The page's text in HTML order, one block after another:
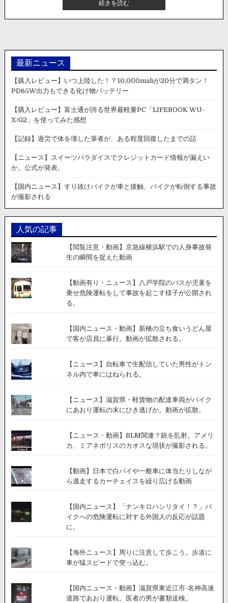
続きを読む【国
内
ニ
ス・
画】
新
の
立
食
い
う
ど
屋
で
店
暴
行。
動
が
拡
さ
る。
最新ニュース
【購入レビュー】いつ上陸した！？10,000mahが20分で満タン！
PD65W出力もできる化け物バッテリー
【購入レビュー】富士通が誇る世界最軽量PC「LIFEBOOK WU-
X/G2」を使ってみた感想
【記録】過労で体を壊した筆者が、ある程度回復したまでの話
【ニュース】スイーツパラダイスでクレジットカード情報が漏えい
か。公式が発表。
【国内ニュース】すり抜けバイクが車と接触、バイクが転倒する事故
が撮影される
人気の記事
【閲覧注意・動画】京急線横浜駅での人身事故発
生の瞬間を捉えた動画
【動画有り・ニュース】八戸学院のバスが児童を
乗せ危険運転をして事故を起こす様子が公開され
る。
【国内ニュース・動画】新橋の立ち食いうどん屋
で客が店員に暴行。動画が拡散される。
【ニュース】自転車で生配信していた男性がトン
ネル内で車にはねられる。
【ニュース】滋賀県・軽貨物の配達車両がバイク
にあおり運転の末にひき逃げか。動画が拡散。
【ニュース・動画】BLM関連？銃を乱射。アメリ
カ、ミアネポリスのカオスな現状が撮影される。
【動画】日本で白バイや一般車に体当たりしなが
ら逃走するカーチェイスを繰り広げる動画
【国内ニュース】「ナンキロハシリタイ！？」バ
イクへの危険運転に対する外国人の反応が話題
に。
【海外ニュース】周りに注意して歩こう。歩道に
車が猛スピードで突っ込む。
【国内ニュース・動画】滋賀県東近江市-名神高速
道路であおり運転。医者の男が書類送検。